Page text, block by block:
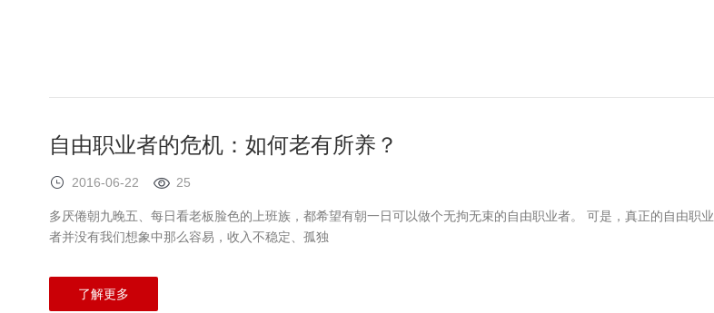
自由职业者的危机：如何老有所养？
2016-06-22 25
多厌倦朝九晚五、每日看老板脸色的上班族，都希望有朝一日可以做个无拘无束的自由职业者。 可是，真正的自由职业
者并没有我们想象中那么容易，收入不稳定、孤独
了解更多